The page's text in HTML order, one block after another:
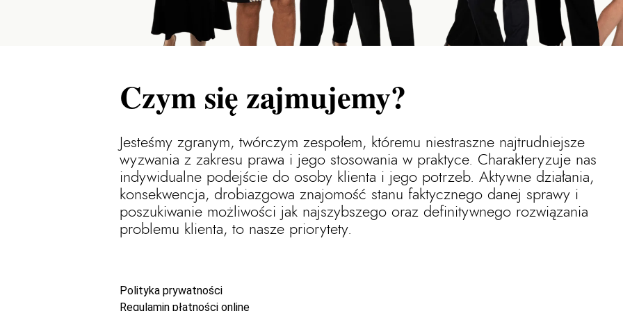
Czym się zajmujemy?
Jesteśmy zgranym, twórczym zespołem, któremu niestraszne najtrudniejsze
wyzwania z zakresu prawa i jego stosowania w praktyce. Charakteryzuje nas
indywidualne podejście do osoby klienta i jego potrzeb. Aktywne działania,
konsekwencja, drobiazgowa znajomość stanu faktycznego danej sprawy i
poszukiwanie możliwości jak najszybszego oraz definitywnego rozwiązania
problemu klienta, to nasze priorytety.
Polityka prywatności
Regulamin płatności online